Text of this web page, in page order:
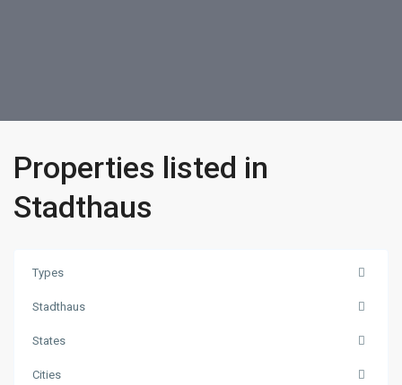
Properties listed in
Stadthaus
Types
Stadthaus
States
Cities